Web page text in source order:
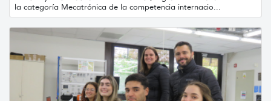
la categoría Mecatrónica de la competencia internacio...